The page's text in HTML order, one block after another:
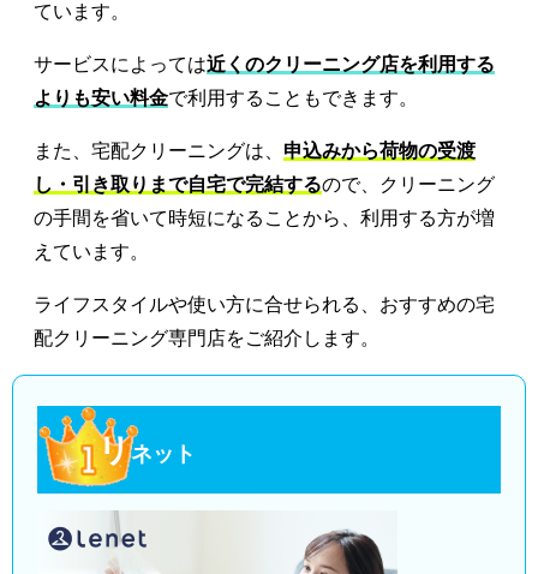
ています。
サービスによっては近くのクリーニング店を利用する
よりも安い料金で利用することもできます。
また、宅配クリーニングは、 申込みから荷物の受渡
し・引き取りまで自宅で完結するので、クリーニング
の手間を省いて時短になることから、利用する方が増
えています。
ライフスタイルや使い方に合せられる、おすすめの宅
配クリーニング専門店をご紹介します。
リネット